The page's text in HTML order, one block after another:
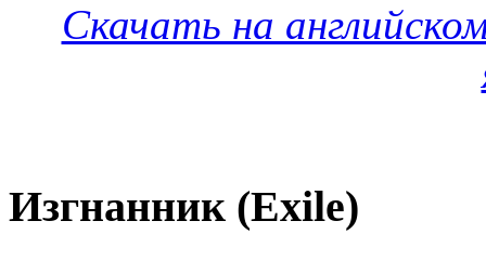
Скачать на
Изгнанник (Exile)